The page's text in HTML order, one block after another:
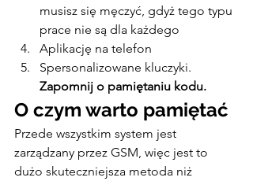
musisz się męczyć, gdyż tego typu
prace nie są dla każdego
Aplikację na telefon
Spersonalizowane kluczyki.
Zapomnij o pamiętaniu kodu.
O czym warto pamiętać
Przede wszystkim system jest
zarządzany przez GSM, więc jest to
dużo skuteczniejsza metoda niż